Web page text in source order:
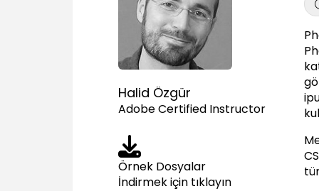
Halid Özgür
Adobe Certified Instructor
Örnek Dosyalar
İndirmek için tıklayın